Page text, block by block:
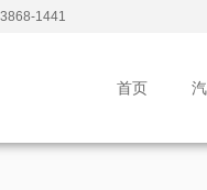
1441
首页